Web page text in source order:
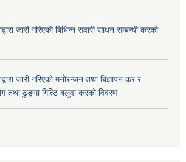
जारी गरिएको बिभिन्न सवारी साधन सम्बन्धी करको
जारी गरिएको मनोरन्जन तथा बिज्ञापन कर र
तथा ढुङ्गा गित्टि बलुवा करको विवरण